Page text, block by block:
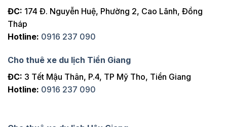
ĐC: 174 Đ. Nguyễn Huệ, Phường 2, Cao Lãnh, Đồng
Tháp
Hotline: 0916 237 090
Cho thuê xe du lịch Tiền Giang
ĐC: 3 Tết Mậu Thân, P.4, TP Mỹ Tho, Tiền Giang
Hotline: 0916 237 090